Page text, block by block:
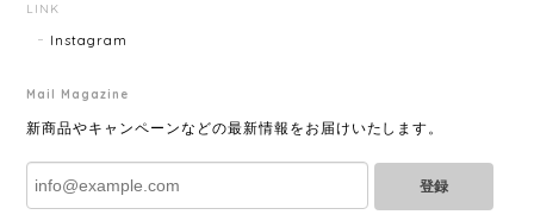
2025/06/28
とても綺麗なお品でした✨ ありがとうございました！
LINK
Instagram
Mail Magazine
新商品やキャンペーンなどの最新情報をお届けいたします。
登録